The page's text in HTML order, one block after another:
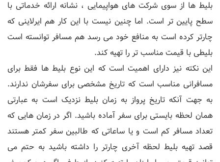
بلیط ها از سوی شرکت های هواپیمایی ، نشانه ارائه خدماتی با
سطح پایین تر است. اما چنین نیست با این کار هم ایرلاینی که
چارتر کرده است به منافع خود می رسد هم مسافر توانسته است
بلیطی با قیمت مناسب تر را تهیه کند.
این نکته نیز دارای اهمیت است که این نوع بلیط ها فقط برای
مسافرانی مناسب است که تاریخ مشخصی برای سفرشان ندارند.
به جهت آنکه تاریخ پرواز به زمان بلیط نزدیک است به عبارتی
همان لحظه بایستی برای سفر آماده باشید. اگر در زمان هایی که
تعداد مسافر کم است و یا ساعاتی که طالبین سفر کمتر هستند
قصد تهیه بلیط لحظه آخری چارتر را داشته باشید به حتم می